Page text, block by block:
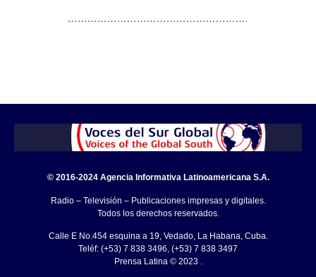
……………………………………………….
© 2016-2024 Agencia Informativa Latinoamericana S.A.
Radio – Televisión – Publicaciones impresas y digitales.
Todos los derechos reservados.
Calle E No.454 esquina a 19, Vedado, La Habana, Cuba.
Teléf: (+53) 7 838 3496, (+53) 7 838 3497
Prensa Latina © 2023 .